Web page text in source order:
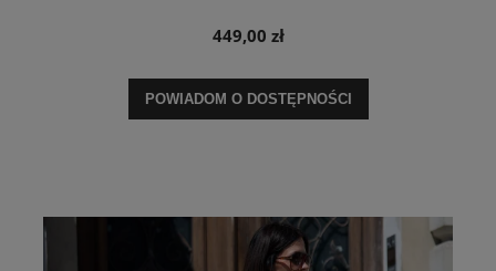
449,00 zł
POWIADOM O DOSTĘPNOŚCI